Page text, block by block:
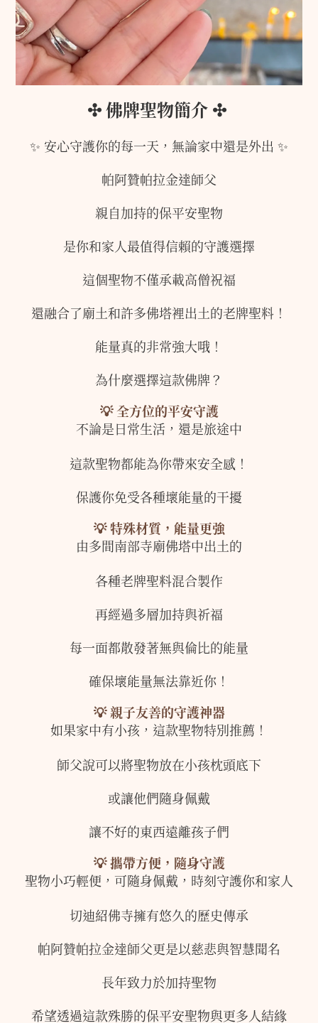
✣ 佛牌聖物簡介 ✣
✨ 安心守護你的每一天，無論家中還是外出 ✨
帕阿贊帕拉金達師父
親自加持的保平安聖物
是你和家人最值得信賴的守護選擇
這個聖物不僅承載高僧祝福
還融合了廟土和許多佛塔裡出土的老牌聖料！
能量真的非常強大哦！
為什麼選擇這款佛牌？
💡 全方位的平安守護
不論是日常生活，還是旅途中
這款聖物都能為你帶來安全感！
保護你免受各種壞能量的干擾
💡 特殊材質，能量更強
由多間南部寺廟佛塔中出土的
各種老牌聖料混合製作
再經過多層加持與祈福
每一面都散發著無與倫比的能量
確保壞能量無法靠近你！
💡 親子友善的守護神器
如果家中有小孩，這款聖物特別推薦！
師父說可以將聖物放在小孩枕頭底下
或讓他們隨身佩戴
讓不好的東西遠離孩子們
💡 攜帶方便，隨身守護
聖物小巧輕便，可隨身佩戴，時刻守護你和家人
切迪紹佛寺擁有悠久的歷史傳承
帕阿贊帕拉金達師父更是以慈悲與智慧聞名
長年致力於加持聖物
希望透過這款殊勝的保平安聖物與更多人結緣